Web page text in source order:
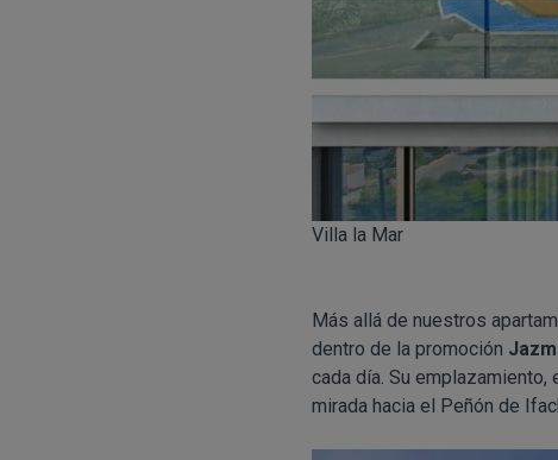
Villa la Mar
Más allá de nuestros
dentro de la promoción
cada día. Su emplazamiento,
mirada hacia el Peñón de